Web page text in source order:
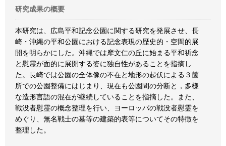
研究成果の概要
本研究は、広島平和記念公園に関する研究を発展させ、長
崎・沖縄の平和公園における記念表現の歴史的・空間的展
開を明らかにした。沖縄では摩文仁の丘に始まる平和祈念
と慰霊が面的に展開する姿に独自性があることを指摘し
た。長崎では公園の全体像の不在と地形の起伏による３箇
所での公園整備にはじまり、現在も公園間の分断と，多様
な造形言語の混在が継続していることを指摘した。また、
戦没者慰霊の概念整理を行い、ヨーロッパの戦没者慰霊を
めぐり、無名戦士の墓等の建築的表等についてその特徴を
整理した。